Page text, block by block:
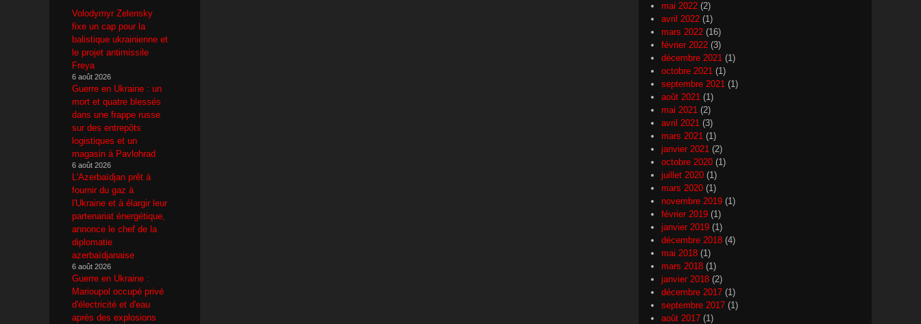
mai 2022 (2)
avril 2022 (1)
mars 2022 (16)
février 2022 (3)
décembre 2021 (1)
octobre 2021 (1)
septembre 2021 (1)
août 2021 (1)
mai 2021 (2)
avril 2021 (3)
mars 2021 (1)
janvier 2021 (2)
octobre 2020 (1)
juillet 2020 (1)
mars 2020 (1)
novembre 2019 (1)
février 2019 (1)
janvier 2019 (1)
décembre 2018 (4)
mai 2018 (1)
mars 2018 (1)
janvier 2018 (2)
décembre 2017 (1)
septembre 2017 (1)
août 2017 (1)
Volodymyr Zelensky
fixe un cap pour la
balistique ukrainienne et
le projet antimissile
Freya
6 août 2026
Guerre en Ukraine : un
mort et quatre blessés
dans une frappe russe
sur des entrepôts
logistiques et un
magasin à Pavlohrad
6 août 2026
L'Azerbaïdjan prêt à
fournir du gaz à
l'Ukraine et à élargir leur
partenariat énergétique,
annonce le chef de la
diplomatie
azerbaïdjanaise
6 août 2026
Guerre en Ukraine :
Marioupol occupé privé
d'électricité et d'eau
après des explosions